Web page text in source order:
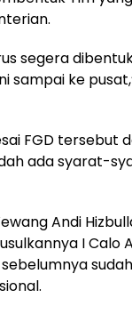
segera
sampai ke
FGD tersebut
ada syarat-
Andi
I Calo